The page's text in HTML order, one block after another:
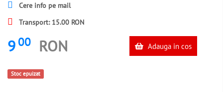
Cere info pe mail
Transport: 15.00 RON
9 00 RON Adauga in cos
Stoc epuizat